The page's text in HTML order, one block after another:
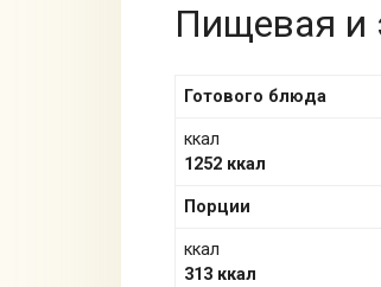
Пищевая и
Готового блюда
ккал
1252 ккал
Порции
ккал
313 ккал